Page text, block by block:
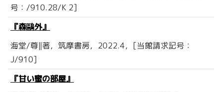
号：/910.28/K 2]
『森鷗外』
海堂/尊‖著，筑摩書房，2022.4，[当館請求記号：
J/910]
『甘い蜜の部屋』